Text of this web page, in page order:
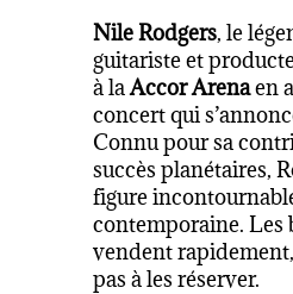
Nile Rodgers, le
guitariste et
à laAccor Arenaen
concert qui
Connu pour sa
succès planétaires,
figure
contemporaine. Les
vendent
pas à les réserver.